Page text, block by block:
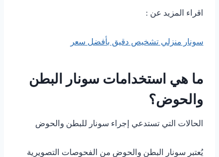
اقراء المزيد عن :
سونار منزلي تشخيص دقيق بأفضل سعر
ما هي استخدامات سونار البطن
والحوض؟
الحالات التي تستدعي إجراء سونار للبطن والحوض
يُعتبر سونار البطن والحوض من الفحوصات التصويرية